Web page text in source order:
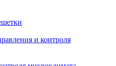
и контроля